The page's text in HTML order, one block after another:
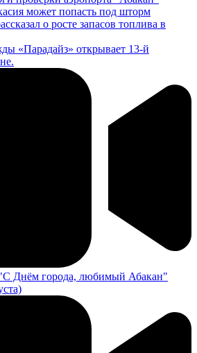
может попасть под шторм
о росте запасов топлива в
«Парадайз» открывает 13-й
Днём города, любимый Абакан"